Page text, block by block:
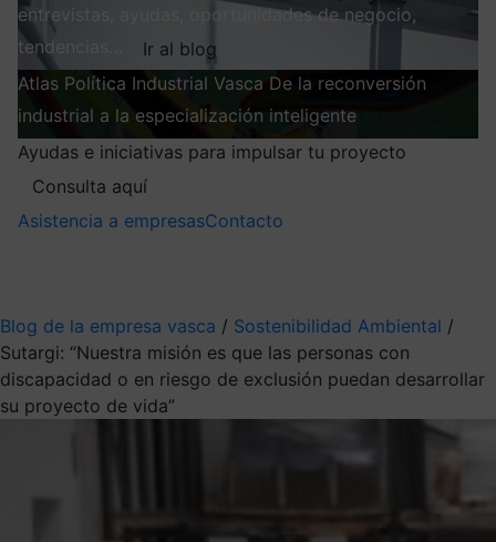
entrevistas, ayudas, oportunidades de negocio,
tendencias…
Ir al blog
Atlas Política Industrial Vasca De la reconversión
industrial a la especialización inteligente
Ayudas e iniciativas para impulsar tu proyecto
Consulta aquí
Asistencia a empresasContacto
Blog de la empresa vasca / Sostenibilidad Ambiental /
Sutargi: “Nuestra misión es que las personas con
discapacidad o en riesgo de exclusión puedan desarrollar
su proyecto de vida”